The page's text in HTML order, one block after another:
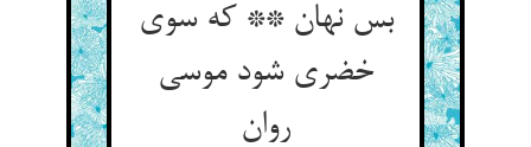
بس نهان ** که سوی
خضری شود موسی
روان